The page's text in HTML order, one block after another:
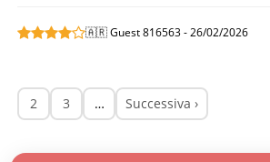
🇦🇷 Guest 816563 - 26/02/2026
2 3 … Successiva ›